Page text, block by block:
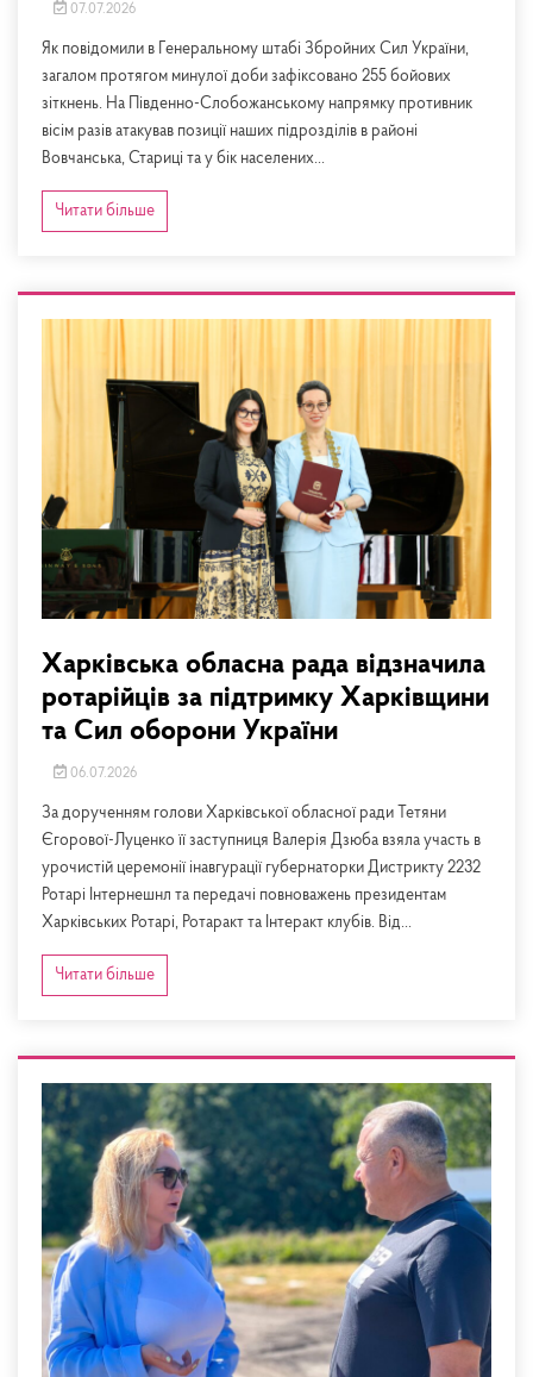
07.07.2026
Як повідомили в Генеральному штабі Збройних Сил України,
загалом протягом минулої доби зафіксовано 255 бойових
зіткнень. На Південно-Слобожанському напрямку противник
вісім разів атакував позиції наших підрозділів в районі
Вовчанська, Стариці та у бік населених...
Читати більше
Харківська обласна рада відзначила
ротарійців за підтримку Харківщини
та Сил оборони України
06.07.2026
За дорученням голови Харківської обласної ради Тетяни
Єгорової-Луценко її заступниця Валерія Дзюба взяла участь в
урочистій церемонії інавгурації губернаторки Дистрикту 2232
Ротарі Інтернешнл та передачі повноважень президентам
Харківських Ротарі, Ротаракт та Інтеракт клубів. Від...
Читати більше